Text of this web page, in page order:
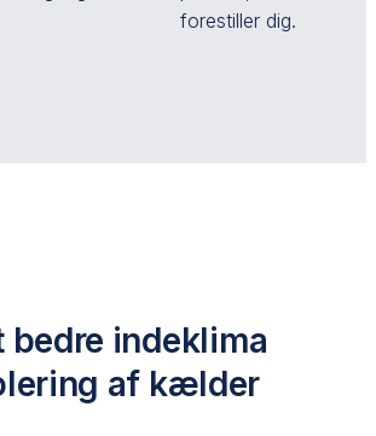
forestiller dig.
bedre indeklima
af kælder